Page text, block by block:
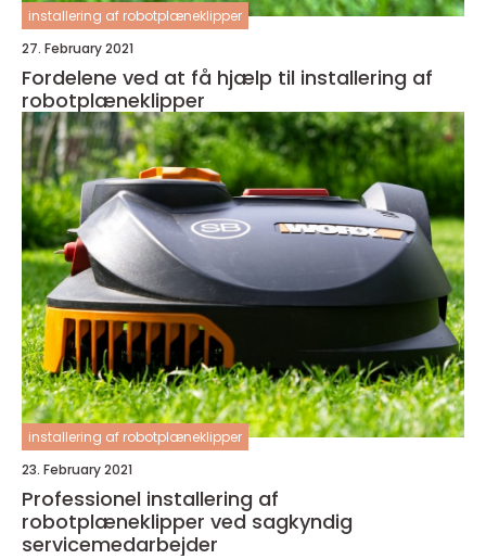
installering af robotplæneklipper
27. February 2021
Fordelene ved at få hjælp til installering af
robotplæneklipper
installering af robotplæneklipper
23. February 2021
Professionel installering af
robotplæneklipper ved sagkyndig
servicemedarbejder